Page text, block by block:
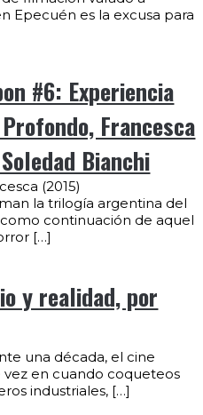
Epecuén es la excusa para
#6: Experiencia
Francesca
Bianchi
(2015)
la trilogía argentina del
continuación de aquel
[…]
y realidad, por
una década, el cine
en cuando coqueteos
industriales, […]